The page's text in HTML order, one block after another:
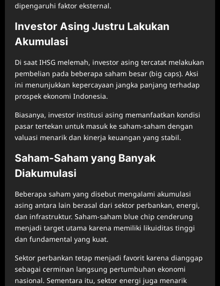
dipengaruhi faktor eksternal.
Investor Asing Justru Lakukan
Akumulasi
Di saat IHSG melemah, investor asing tercatat melakukan
pembelian pada beberapa saham besar (big caps). Aksi
ini menunjukkan kepercayaan jangka panjang terhadap
prospek ekonomi Indonesia.
Biasanya, investor institusi asing memanfaatkan kondisi
pasar tertekan untuk masuk ke saham-saham dengan
valuasi menarik dan kinerja keuangan yang stabil.
Saham-Saham yang Banyak
Diakumulasi
Beberapa saham yang disebut mengalami akumulasi
asing antara lain berasal dari sektor perbankan, energi,
dan infrastruktur. Saham-saham blue chip cenderung
menjadi target utama karena memiliki likuiditas tinggi
dan fundamental yang kuat.
Sektor perbankan tetap menjadi favorit karena dianggap
sebagai cerminan langsung pertumbuhan ekonomi
nasional. Sementara itu, sektor energi juga menarik